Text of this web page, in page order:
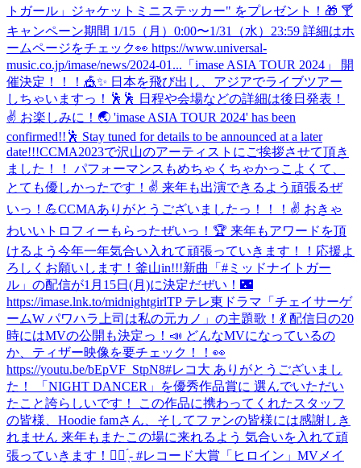
トガール」ジャケットミニステッカー" をプレゼント！🎁 🍸
キャンペーン期間 1/15（月）0:00〜1/31（水）23:59 詳細はホ
ームページをチェック👀 https://www.universal-
music.co.jp/imase/news/2024-01... 「imase ASIA TOUR 2024」 開
催決定！！！🎪✨ 日本を飛び出し、アジアでライブツアー
しちゃいますっ！🕺🕺 日程や会場などの詳細は後日発表！
✌️ お楽しみに！🌏 'imase ASIA TOUR 2024' has been
confirmed!!🕺 Stay tuned for details to be announced at a later
date!!!CCMA2023で沢山のアーティストにご挨拶させて頂き
ました！！ パフォーマンスもめちゃくちゃかっこよくて、
とても優しかったです！✌️ 来年も出演できるよう頑張るぜ
いっ！💪CCMAありがとうございましたっ！！！✌️ おきゃ
わいいトロフィーもらったぜいっ！🏆 来年もアワードを頂
けるよう今年一年気合い入れて頑張っていきます！！応援よ
ろしくお願いします！ 釜山in!!!新曲「#ミッドナイトガー
ル」の配信が1月15日(月)に決定だぜい！🌃
https://imase.lnk.to/midnightgirlTP テレ東ドラマ「チェイサーゲ
ームW パワハラ上司は私の元カノ」の主題歌！💃 配信日の20
時にはMVの公開も決定っ！📣 どんなMVになっているの
か、ティザー映像を要チェック！！👀
https://youtu.be/bEpVF_StpN8#レコ大 ありがとうございまし
た！ 「NIGHT DANCER」を優秀作品賞に 選んでいただい
たこと誇らしいです！ この作品に携わってくれたスタッフ
の皆様、Hoodie famさん、そしてファンの皆様には感謝しき
れません 来年もまたこの場に来れるよう 気合いを入れて頑
張っていきます！✊🏻 ̖́- #レコード大賞 「ヒロイン」MVメイ